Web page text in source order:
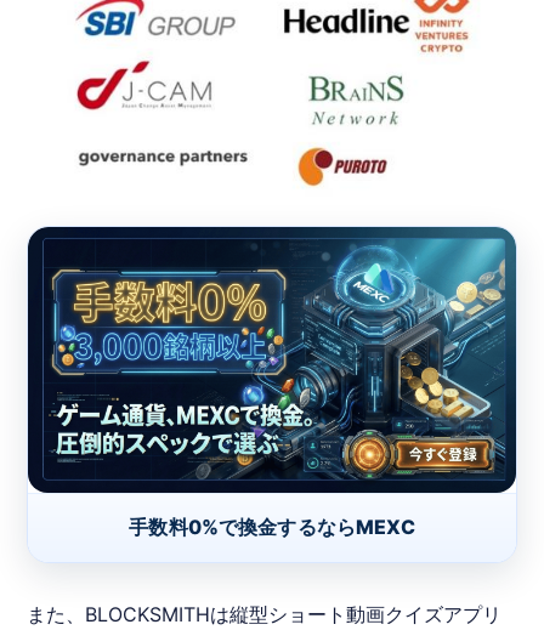
手数料0%で換金するならMEXC
また、BLOCKSMITHは縦型ショート動画クイズアプリ